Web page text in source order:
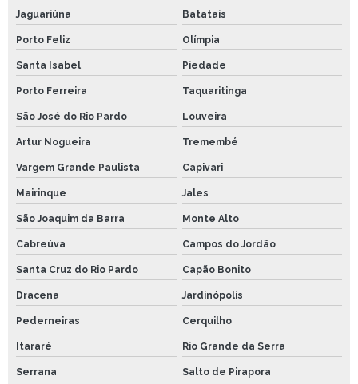
Jaguariúna Batatais
Porto Feliz Olímpia
Santa Isabel Piedade
Porto Ferreira Taquaritinga
São José do Rio Pardo Louveira
Artur Nogueira Tremembé
Vargem Grande Paulista Capivari
Mairinque Jales
São Joaquim da Barra Monte Alto
Cabreúva Campos do Jordão
Santa Cruz do Rio Pardo Capão Bonito
Dracena Jardinópolis
Pederneiras Cerquilho
Itararé Rio Grande da Serra
Serrana Salto de Pirapora